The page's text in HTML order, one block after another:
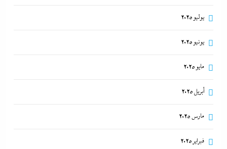
يوليو 2025
يونيو 2025
مايو 2025
أبريل 2025
مارس 2025
فبراير 2025